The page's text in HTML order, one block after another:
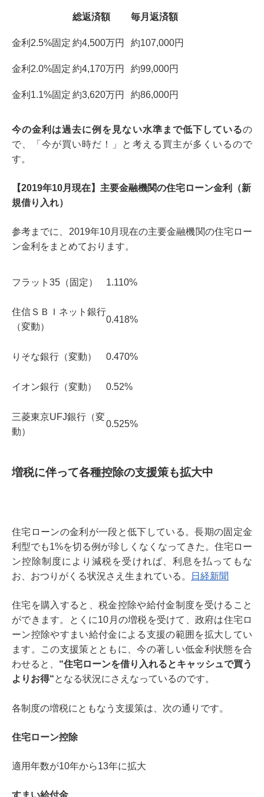
総返済額 毎月返済額
金利2.5%固定 約4,500万円 約107,000円
金利2.0%固定 約4,170万円 約99,000円
金利1.1%固定 約3,620万円 約86,000円
今の金利は過去に例を見ない水準まで低下しているの
で、「今が買い時だ！」と考える買主が多くいるので
す。
【2019年10月現在】主要金融機関の住宅ローン金利（新
規借り入れ）
参考までに、2019年10月現在の主要金融機関の住宅ロー
ン金利をまとめております。
フラット35（固定） 1.110%
住信ＳＢＩネット銀行
（変動）
0.418%
りそな銀行（変動） 0.470%
イオン銀行（変動） 0.52%
三菱東京UFJ銀行（変
動）
0.525%
増税に伴って各種控除の支援策も拡大中
住宅ローンの金利が一段と低下している。長期の固定金
利型でも1%を切る例が珍しくなくなってきた。住宅ロー
ン控除制度により減税を受ければ、利息を払ってもな
お、おつりがくる状況さえ生まれている。
日経新聞
住宅を購入すると、税金控除や給付金制度を受けること
ができます。とくに10月の増税を受けて、政府は住宅ロ
ーン控除やすまい給付金による支援の範囲を拡大してい
ます。この支援策とともに、今の著しい低金利状態を合
わせると、 “住宅ローンを借り入れるとキャッシュで買う
よりお得“となる状況にさえなっているのです。
各制度の増税にともなう支援策は、次の通りです。
住宅ローン控除
適用年数が10年から13年に拡大
すまい給付金